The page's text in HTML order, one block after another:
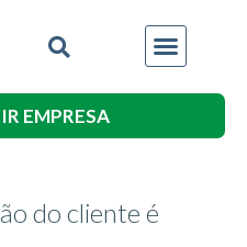
EMPRESA
do cliente é